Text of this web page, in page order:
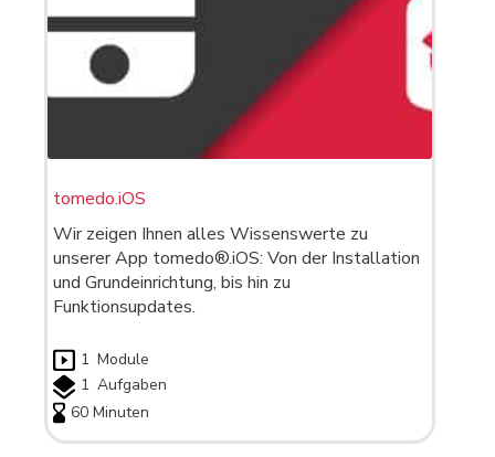
tomedo.iOS
Wir zeigen Ihnen alles Wissenswerte zu
unserer App tomedo®.iOS: Von der Installation
und Grundeinrichtung, bis hin zu
Funktionsupdates.
1 Module
1 Aufgaben
60 Minuten